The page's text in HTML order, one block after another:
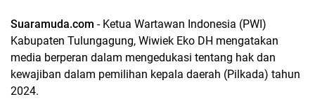
Suaramuda.com - Ketua Wartawan Indonesia (PWI)
Kabupaten Tulungagung, Wiwiek Eko DH mengatakan
media berperan dalam mengedukasi tentang hak dan
kewajiban dalam pemilihan kepala daerah (Pilkada) tahun
2024.